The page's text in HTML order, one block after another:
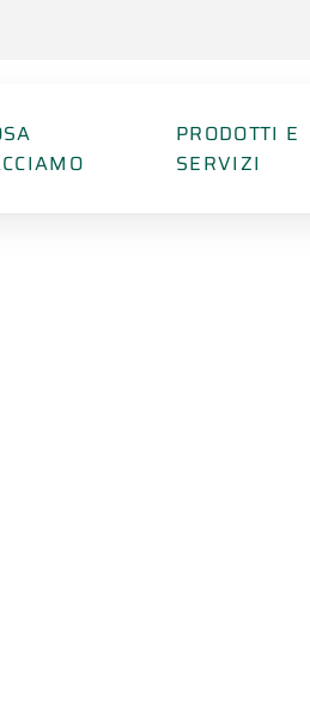
PRODOTTI E
SERVIZI